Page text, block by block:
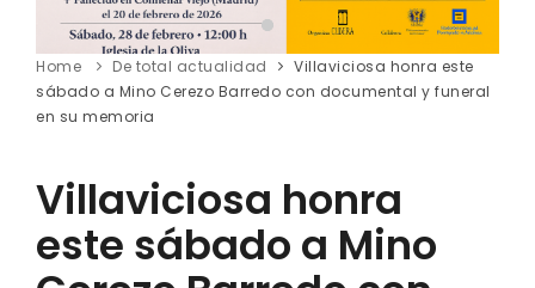
Home De total actualidad
Villaviciosa honra este
sábado a Mino Cerezo Barredo con documental y funeral
en su memoria
Villaviciosa honra
este sábado a Mino